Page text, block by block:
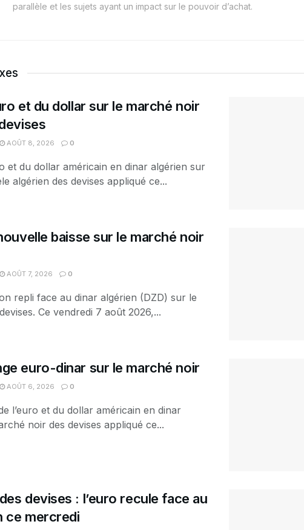
parallèle et les sujets ayant un impact sur le pouvoir d’achat.
et du dollar sur le marché noir
AOÛT 8, 2026 0
et du dollar américain en dinar algérien sur
algérien des devises appliqué ce...
baisse sur le marché noir
AOÛT 7, 2026 0
repli face au dinar algérien (DZD) sur le
Ce vendredi 7 août 2026,...
euro-dinar sur le marché noir
AOÛT 6, 2026 0
l’euro et du dollar américain en dinar
noir des devises appliqué ce...
devises : l’euro recule face au
ce mercredi